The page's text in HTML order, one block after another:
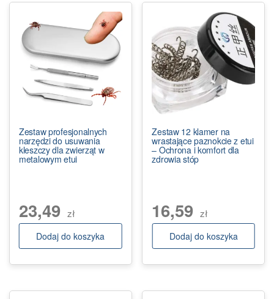
Zestaw profesjonalnych
narzędzi do usuwania
kleszczy dla zwierząt w
metalowym etui
23,49 zł
Dodaj do koszyka
Zestaw 12 klamer na
wrastające paznokcie z etui
– Ochrona i komfort dla
zdrowia stóp
16,59 zł
Dodaj do koszyka